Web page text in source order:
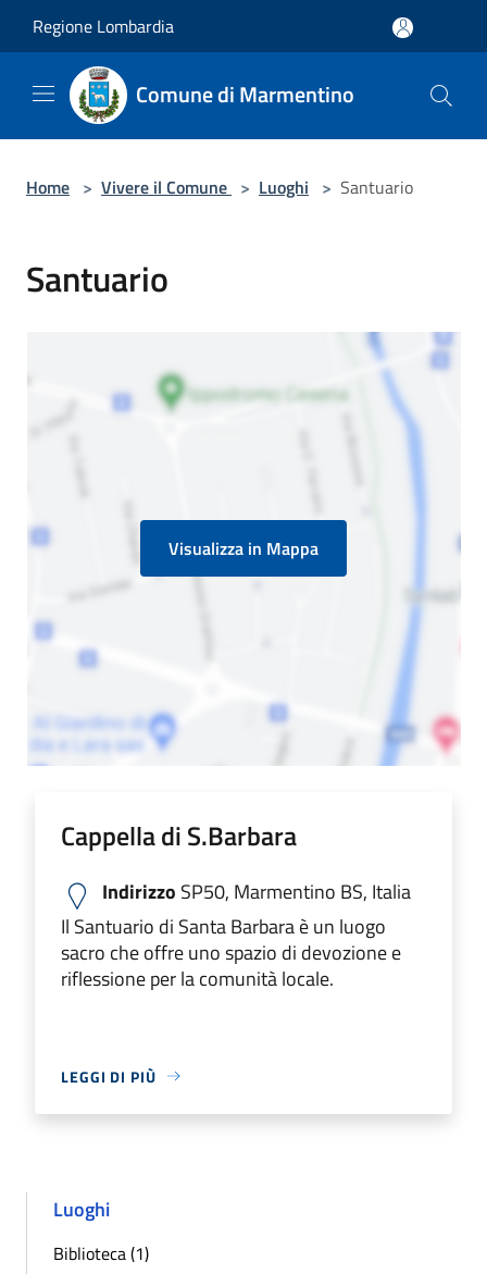
Regione Lombardia
Comune di Marmentino
Home > Vivere il Comune > Luoghi > Santuario
Santuario
Visualizza in Mappa
Cappella di S.Barbara
Indirizzo SP50, Marmentino BS, Italia
Il Santuario di Santa Barbara è un luogo
sacro che offre uno spazio di devozione e
riflessione per la comunità locale.
LEGGI DI PIÙ
Luoghi
Biblioteca (1)